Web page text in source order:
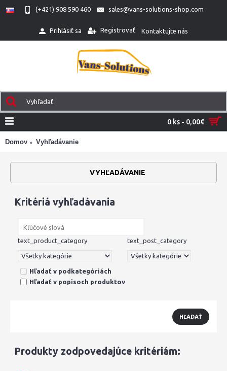
(+421) 908 590 460 sales@vans-solutions-shop.com
Prihlásiť sa Registrovať Kontaktujte nás
0 ks - 0,00€
Domov Vyhľadávanie
VYHĽADÁVANIE
Kritériá vyhľadávania
text_product_category text_post_category
Hľadať v podkategóriách
Hľadať v popisoch produktov
Produkty zodpovedajúce kritériám: